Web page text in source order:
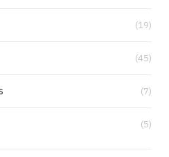
(19)
(45)
(7)
(5)